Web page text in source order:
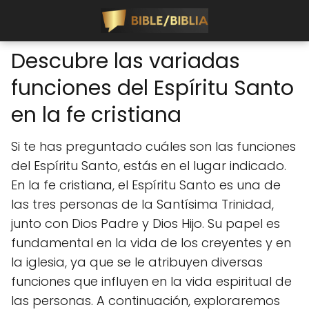
Descubre las variadas
funciones del Espíritu Santo
en la fe cristiana
Si te has preguntado cuáles son las funciones
del Espíritu Santo, estás en el lugar indicado.
En la fe cristiana, el Espíritu Santo es una de
las tres personas de la Santísima Trinidad,
junto con Dios Padre y Dios Hijo. Su papel es
fundamental en la vida de los creyentes y en
la iglesia, ya que se le atribuyen diversas
funciones que influyen en la vida espiritual de
las personas. A continuación, exploraremos